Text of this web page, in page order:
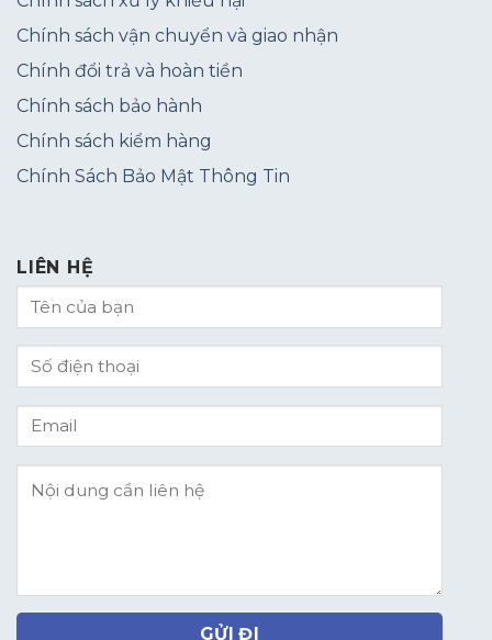
Chính sách vận chuyển và giao nhận
Chính đổi trả và hoàn tiền
Chính sách bảo hành
Chính sách kiểm hàng
Chính Sách Bảo Mật Thông Tin
LIÊN HỆ
GỬI ĐI